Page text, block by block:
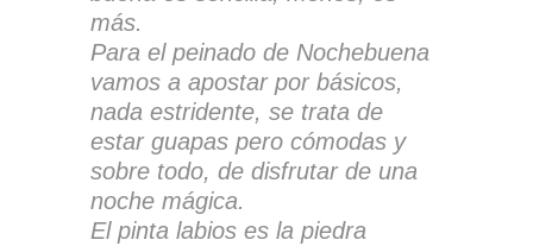
más.
Para el peinado de Nochebuena
vamos a apostar por básicos,
nada estridente, se trata de
estar guapas pero cómodas y
sobre todo, de disfrutar de una
noche mágica.
El pinta labios es la piedra